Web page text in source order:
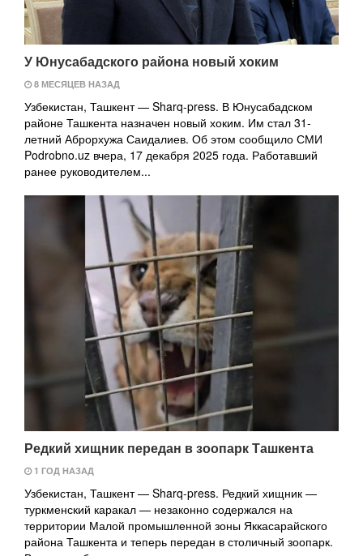
У Юнусабадского района новый хоким
8 МЕСЯЦЕВ НАЗАД
Узбекистан, Ташкент — Sharq-press. В Юнусабадском
районе Ташкента назначен новый хоким. Им стал 31-
летний Аброрхужа Саидалиев. Об этом сообщило СМИ
Podrobno.uz вчера, 17 декабря 2025 года. Работавший
ранее руководителем...
Редкий хищник передан в зоопарк Ташкента
1 ГОД НАЗАД
Узбекистан, Ташкент — Sharq-press. Редкий хищник —
туркменский каракал — незаконно содержался на
территории Малой промышленной зоны Яккасарайского
района Ташкента и теперь передан в столичный зоопарк.